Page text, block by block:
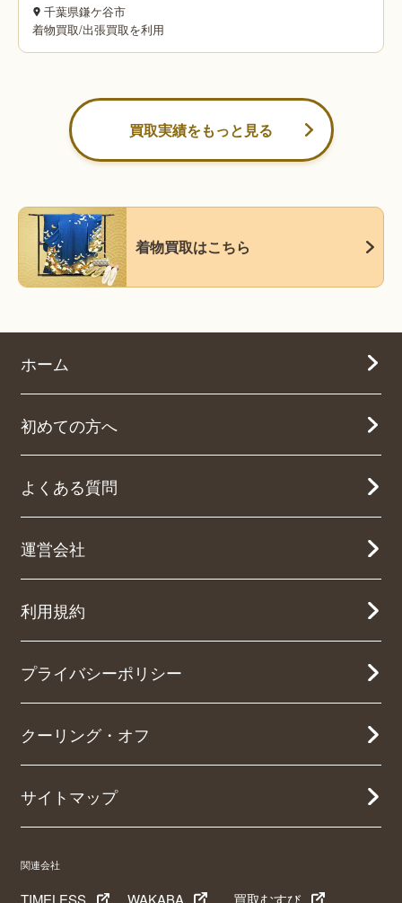
千葉県鎌ケ谷市
着物買取/出張買取を利用
買取実績をもっと見る
着物買取はこちら
ホーム
初めての方へ
よくある質問
運営会社
利用規約
プライバシーポリシー
クーリング・オフ
サイトマップ
関連会社
TIMELESS WAKABA 買取むすび